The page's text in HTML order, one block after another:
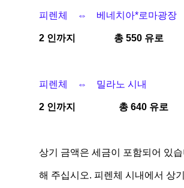
피렌체 ⇔ 베네치아*로마광장
2 인까지 총
피렌체 ⇔ 밀라노 시내
2 인까지 총
상기 금액은 세금이 포함되어 있
해 주십시오. 피렌체 시내에서 상